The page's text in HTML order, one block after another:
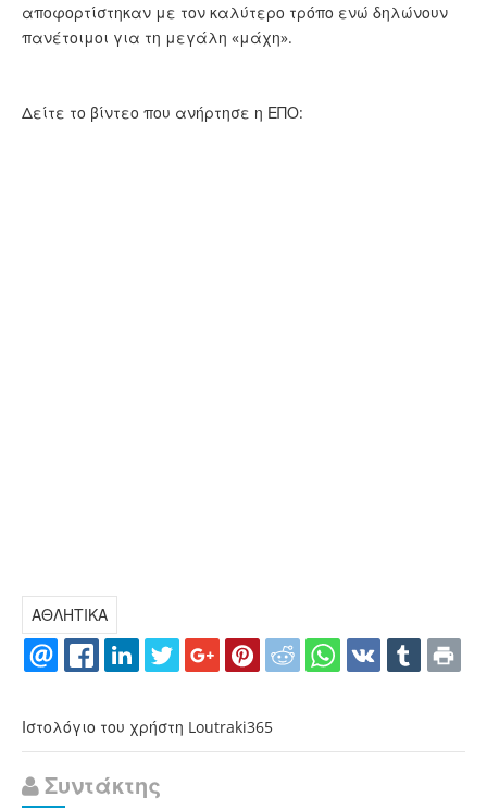
αποφορτίστηκαν με τον καλύτερο τρόπο ενώ δηλώνουν
πανέτοιμοι για τη μεγάλη «μάχη».
Δείτε το βίντεο που ανήρτησε η ΕΠΟ:
ΑΘΛΗΤΙΚΑ
Ιστολόγιο του χρήστη Loutraki365
Συντάκτης